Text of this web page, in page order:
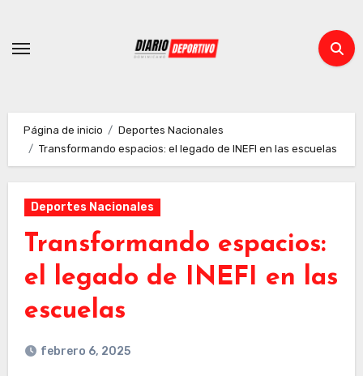
contenido
Página de inicio
Deportes Nacionales
Transformando espacios: el legado de INEFI en las escuelas
Deportes Nacionales
Transformando espacios:
el legado de INEFI en las
escuelas
febrero 6, 2025